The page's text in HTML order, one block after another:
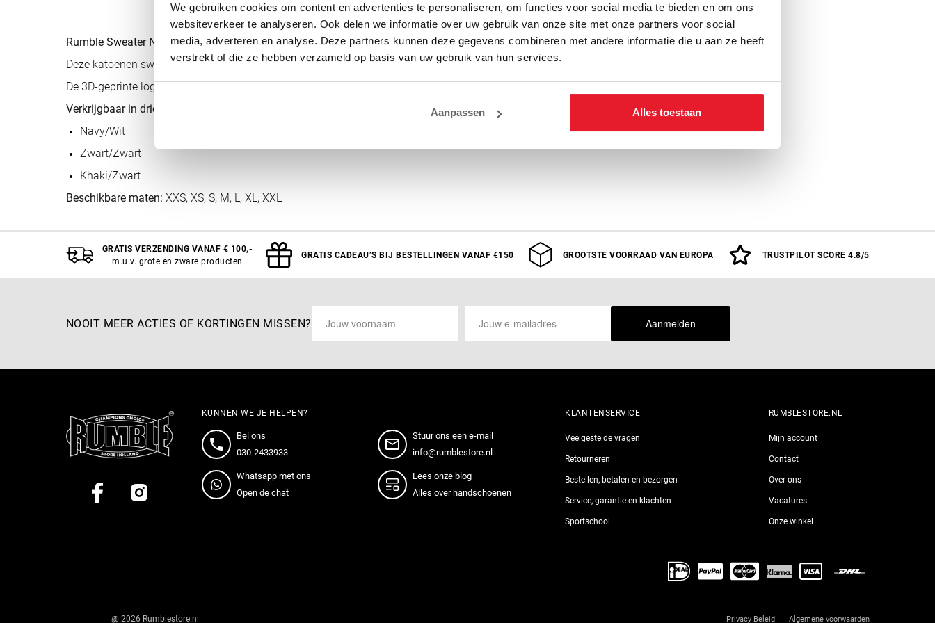
We gebruiken cookies om content en advertenties te personaliseren, om functies voor social media te bieden en om ons
websiteverkeer te analyseren. Ook delen we informatie over uw gebruik van onze site met onze partners voor social
media, adverteren en analyse. Deze partners kunnen deze gegevens combineren met andere informatie die u aan ze heeft
verstrekt of die ze hebben verzameld op basis van uw gebruik van hun services.
Aanpassen Alles toestaan
Rumble Sweater Navy/Wit
Deze katoenen sweater van Rumble heeft een moderne slim fit pasvorm en biedt zowel comfort als stijl.
De 3D-geprinte logo’s op de hoodie geven de sweater een stoere en luxe uitstraling.
Verkrijgbaar in drie kleurencombinaties:
Navy/Wit
Zwart/Zwart
Khaki/Zwart
Beschikbare maten: XXS, XS, S, M, L, XL, XXL
GRATIS VERZENDING VANAF € 100,-
m.u.v. grote en zware producten
GRATIS CADEAU’S BIJ BESTELLINGEN VANAF €150 GROOTSTE VOORRAAD VAN EUROPA TRUSTPILOT SCORE 4.8/5
NOOIT MEER ACTIES OF KORTINGEN MISSEN? Aanmelden
KUNNEN WE JE HELPEN?
Bel ons
030-2433933
Stuur ons een e-mail
info@rumblestore.nl
Whatsapp met ons
Open de chat
Lees onze blog
Alles over handschoenen
KLANTENSERVICE
Veelgestelde vragen
Retourneren
Bestellen, betalen en bezorgen
Service, garantie en klachten
Sportschool
RUMBLESTORE.NL
Mijn account
Contact
Over ons
Vacatures
Onze winkel
@ 2026 Rumblestore.nl Privacy Beleid Algemene voorwaarden